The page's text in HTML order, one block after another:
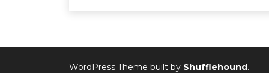
WordPress Theme built by Shufflehound.